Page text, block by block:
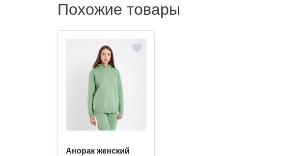
Похожие товары
Анорак женский